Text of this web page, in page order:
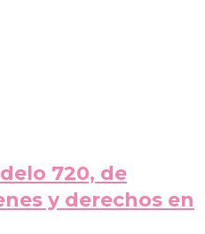
720, de
y derechos en